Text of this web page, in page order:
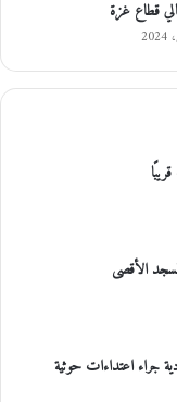
قطاع غزة